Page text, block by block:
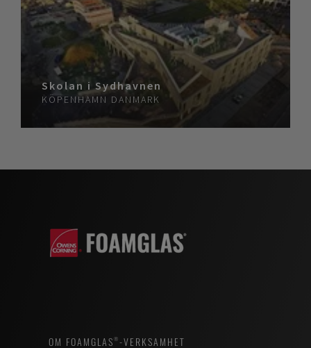
Skolan i Sydhavnen
KÖPENHAMN DANMARK
OM FOAMGLAS®-VERKSAMHET